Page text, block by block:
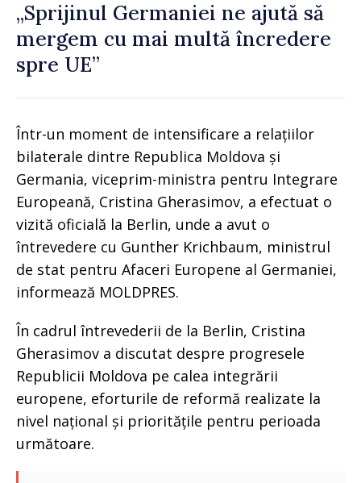
„Sprijinul Germaniei ne ajută să
mergem cu mai multă încredere
spre UE”
Într-un moment de intensificare a relațiilor
bilaterale dintre Republica Moldova și
Germania, viceprim-ministra pentru Integrare
Europeană, Cristina Gherasimov, a efectuat o
vizită oficială la Berlin, unde a avut o
întrevedere cu Gunther Krichbaum, ministrul
de stat pentru Afaceri Europene al Germaniei,
informează MOLDPRES.
În cadrul întrevederii de la Berlin, Cristina
Gherasimov a discutat despre progresele
Republicii Moldova pe calea integrării
europene, eforturile de reformă realizate la
nivel național și prioritățile pentru perioada
următoare.